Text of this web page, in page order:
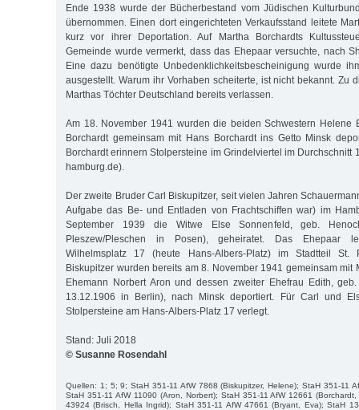
Ende 1938 wurde der Bücherbestand vom Jüdischen
übernommen. Einen dort eingerichteten Verkaufsstand leitete
kurz vor ihrer Deportation. Auf Martha Borchardts
Gemeinde wurde vermerkt, dass das Ehepaar versuchte, nach
Eine dazu benötigte Unbedenklichkeitsbescheinigung wurde
ausgestellt. Warum ihr Vorhaben scheiterte, ist nicht bekannt. Zu
Marthas Töchter Deutschland bereits verlassen.
Am 18. November 1941 wurden die beiden Schwestern Helene
Borchardt gemeinsam mit Hans Borchardt ins Getto Minsk
Borchardt erinnern Stolpersteine im Grindelviertel im Durchschnitt
hamburg.de).
Der zweite Bruder Carl Biskupitzer, seit vielen Jahren
Aufgabe das Be- und Entladen von Frachtschiffen war) im
September 1939 die Witwe Else Sonnenfeld, geb.
Pleszew/Pleschen in Posen), geheiratet. Das Ehepaar
Wilhelmsplatz 17 (heute Hans-Albers-Platz) im Stadtteil
Biskupitzer wurden bereits am 8. November 1941 gemeinsam mit
Ehemann Norbert Aron und dessen zweiter Ehefrau Edith,
13.12.1906 in Berlin), nach Minsk deportiert. Für Carl und
Stolpersteine am Hans-Albers-Platz 17 verlegt.
Stand: Juli 2018
© Susanne Rosendahl
Quellen: 1; 5; 9; StaH 351-11 AfW 7868 (Biskupitzer, Helene); StaH 351-11
StaH 351-11 AfW 11090 (Aron, Norbert); StaH 351-11 AfW 12661
43924 (Brisch, Hella Ingrid); StaH 351-11 AfW 47661 (Bryant, Eva); StaH